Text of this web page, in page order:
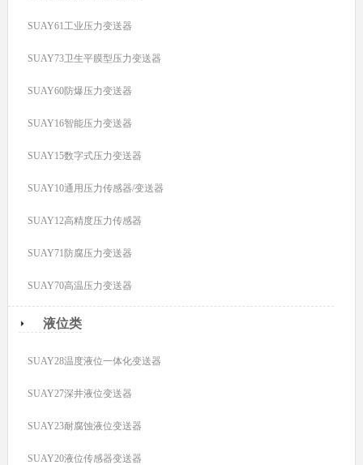
SUAY61工业压力变送器
SUAY73卫生平膜型压力变送器
SUAY60防爆压力变送器
SUAY16智能压力变送器
SUAY15数字式压力变送器
SUAY10通用压力传感器/变送器
SUAY12高精度压力传感器
SUAY71防腐压力变送器
SUAY70高温压力变送器
液位类
SUAY28温度液位一体化变送器
SUAY27深井液位变送器
SUAY23耐腐蚀液位变送器
SUAY20液位传感器变送器